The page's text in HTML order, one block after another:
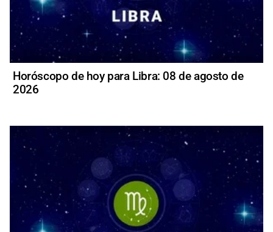
Horóscopo de hoy para Libra: 08 de agosto de
2026